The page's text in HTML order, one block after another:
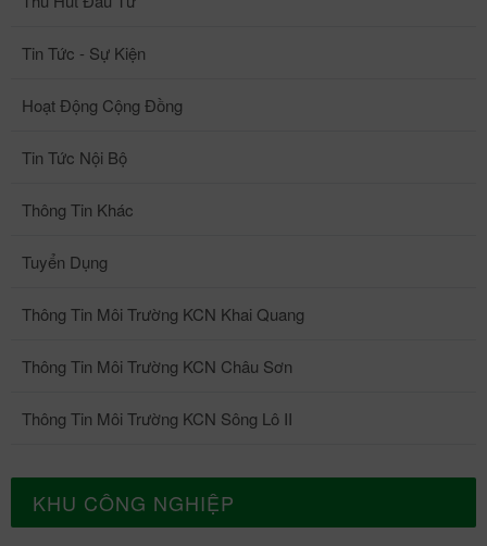
Tin Tức - Sự Kiện
Hoạt Động Cộng Đồng
Tin Tức Nội Bộ
Thông Tin Khác
Tuyển Dụng
Thông Tin Môi Trường KCN Khai Quang
Thông Tin Môi Trường KCN Châu Sơn
Thông Tin Môi Trường KCN Sông Lô II
KHU CÔNG NGHIỆP